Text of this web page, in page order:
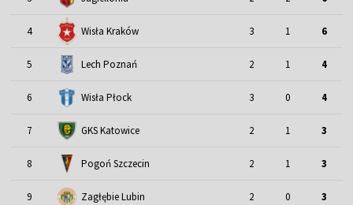
4 Wisła Kraków 3 1 6
5 Lech Poznań 2 1 4
6 Wisła Płock 3 0 4
7 GKS Katowice 2 1 3
8 Pogoń Szczecin 2 1 3
9 Zagłębie Lubin 2 0 3